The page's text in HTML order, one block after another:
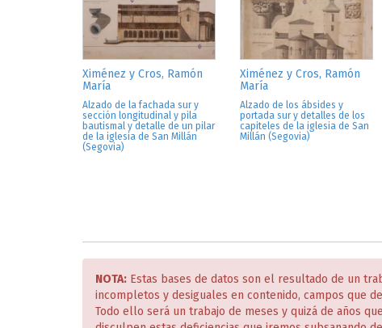
Ximénez y Cros, Ramón
María
Alzado de la fachada sur y
sección longitudinal y pila
bautismal y detalle de un pilar
de la iglesia de San Millán
(Segovia)
Ximénez y Cros, Ramón
María
Alzado de los ábsides y
portada sur y detalles de los
capiteles de la iglesia de San
Millán (Segovia)
NOTA: Estas bases de datos son el resultado de un
incompletos y desiguales en contenido, campos que
Todo ello será un trabajo de meses y quizá de años